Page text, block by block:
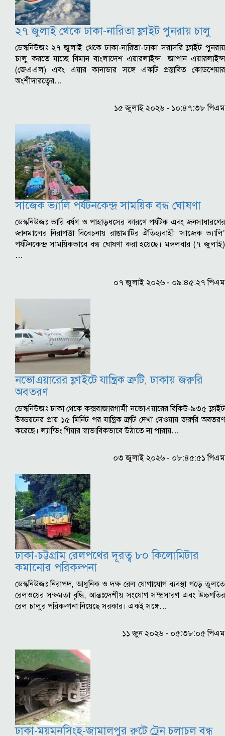
২৭ জুলাই থেকে ঢাকা-নারিতা ফ্লাইট পুনরায় চালু
ডেস্কনিউজঃ ২৭ জুলাই থেকে ঢাকা-নারিতা-ঢাকা সরাসরি ফ্লাইট পুনরায়
চালু করতে যাচ্ছে বিমান বাংলাদেশ এয়ারলাইন্স। জাপান এয়ারলাইন্স
(জেএএল) এবং এয়ার কানাডার সঙ্গে একটি প্রস্তাবিত কোডশেয়ার
অংশীদারত্বের…
১৫ জুলাই ২০২৬ - ১০:৪৭:৩৮ পিএম
সাজেক ভ্যালি পর্যটনকেন্দ্র সাময়িক বন্ধ ঘোষণা
ডেস্কনিউজঃ ভারি বর্ষণ ও পাহাড়ধসের কারণে পর্যটক এবং জনসাধারণের
জানমালের নিরাপত্তা বিবেচনায় রাঙামাটির ঐতিহ্যবাহী ‘সাজেক ভ্যালি’
পর্যটনকেন্দ্র সাময়িকভাবে বন্ধ ঘোষণা করা হয়েছে। মঙ্গলবার (৭ জুলাই)
…
০৭ জুলাই ২০২৬ - ০৯:৪৫:২৭ পিএম
নভোএয়ারের ফ্লাইটে যান্ত্রিক ত্রুটি, ঢাকায় জরুরি
অবতরণ
ডেস্কনিউজঃ ঢাকা থেকে কক্সবাজারগামী নভোএয়ারের বিকিউ-৯৩৫ ফ্লাইট
উড্ডয়নের প্রায় ১৫ মিনিট পর যান্ত্রিক ত্রুটি দেখা দেওয়ায় জরুরি অবতরণ
করেছে। ল্যান্ডিং গিয়ার স্বাভাবিকভাবে উঠাতে না পারায়…
০৩ জুলাই ২০২৬ - ০৮:৪৫:৫১ পিএম
ঢাকা-চট্টগ্রাম রেলপথের দূরত্ব ৮০ কিলোমিটার
কমানোর পরিকল্পনা
ডেস্কনিউজঃ নিরাপদ, আধুনিক ও দক্ষ রেল যোগাযোগ ব্যবস্থা গড়ে তুলতে
রেলওয়ের সক্ষমতা বৃদ্ধি, আন্তঃদেশীয় সংযোগ সম্প্রসারণ এবং উচ্চগতির
রেল চালুর পরিকল্পনা নিয়েছে সরকার। একই সঙ্গে…
১১ জুন ২০২৬ - ০৫:৩৮:০৫ পিএম
ঢাকা-ময়মনসিংহ-জামালপুর রুটে ট্রেন চলাচল বন্ধ